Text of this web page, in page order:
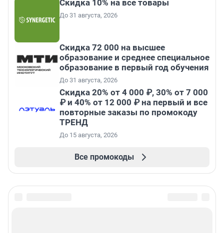
Скидка 10% на все товары
До 31 августа, 2026
Скидка 72 000 на высшее
образование и среднее специальное
образование в первый год обучения
До 31 августа, 2026
Скидка 20% от 4 000 ₽, 30% от 7 000
₽ и 40% от 12 000 ₽ на первый и все
повторные заказы по промокоду
ТРЕНД
До 15 августа, 2026
Все промокоды